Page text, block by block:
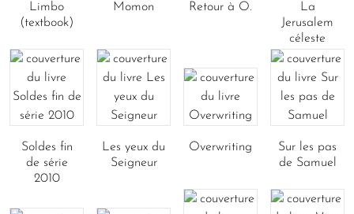
Limbo
(textbook)
Momon Retour à O.
La
Jerusalem
céleste
Soldes fin
de série
2010
Les yeux du
Seigneur
Overwriting
Sur les pas
de Samuel